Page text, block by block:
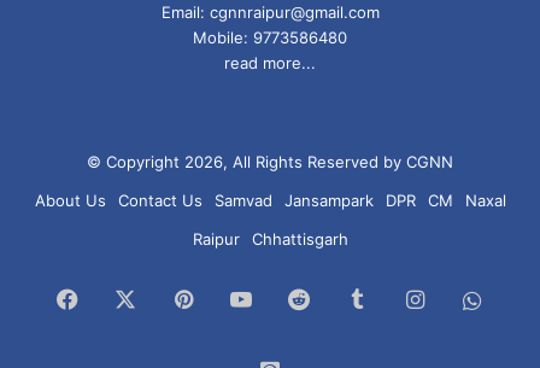
Email: cgnnraipur@gmail.com
Mobile: 9773586480
read more...
© Copyright 2026, All Rights Reserved by CGNN
About Us
Contact Us Samvad Jansampark DPR CM
Naxal
Raipur
Chhattisgarh
Facebook PinterestYouTubeReddit TumblrInstagram